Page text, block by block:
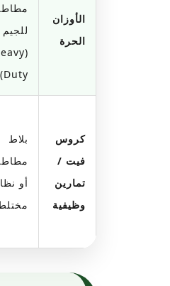
الأوزان
الحرة
للجيم
Duty)
كروس
فيت /
تمارين
وظيفية
بلاط
أو